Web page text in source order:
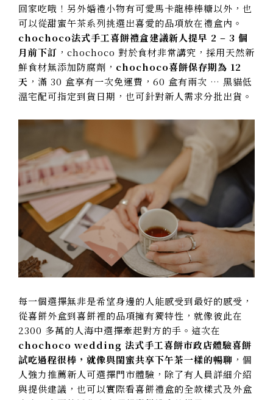
回家吃哦！另外婚禮小物有可愛馬卡龍棒棒糖以外，也
可以從甜蜜午茶系列挑選出喜愛的品項放在禮盒內。
chochoco法式手工喜餅禮盒建議新人提早 2 – 3 個
月前下訂 ， chochoco 對於食材非常講究，採用天然新
鮮食材無添加防腐劑， chochoco喜餅保存期為 12
天 ，滿 30 盒享有一次免運費，60 盒有兩次 … 黑貓低
溫宅配可指定到貨日期，也可針對新人需求分批出貨。
每一個選擇無非是希望身邊的人能感受到最好的感受，
從喜餅外盒到喜餅裡的品項擁有獨特性，就像彼此在
2300 多萬的人海中選擇牽起對方的手。這次在
chochoco wedding 法式手工喜餅市政店體驗喜餅
試吃過程很棒，就像與閨蜜共享下午茶一樣的暢聊 ， 個
人強力推薦新人可選擇門市體驗，除了有人員詳細介紹
與提供建議，也可以實際看喜餅禮盒的全款樣式及外盒